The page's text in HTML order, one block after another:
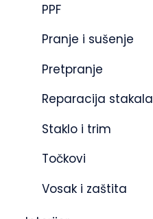
PPF
Pranje i sušenje
Pretpranje
Reparacija stakala
Staklo i trim
Točkovi
Vosak i zaštita